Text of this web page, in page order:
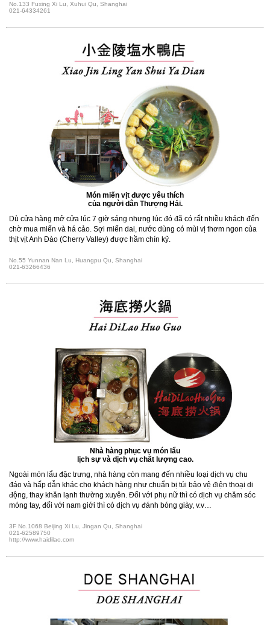
No.133 Fuxing Xi Lu, Xuhui Qu, Shanghai
021-64334261
Món miến vịt được yêu thích
của người dân Thượng Hải.
Dù cửa hàng mở cửa lúc 7 giờ sáng nhưng lúc đó đã có rất nhiều khách đến
chờ mua miến và há cảo. Sợi miến dai, nước dùng có mùi vị thơm ngon của
thịt vịt Anh Đào (Cherry Valley) được hầm chín kỹ.
No.55 Yunnan Nan Lu, Huangpu Qu, Shanghai
021-63266436
Nhà hàng phục vụ món lẩu
lịch sự và dịch vụ chất lượng cao.
Ngoài món lẩu đặc trưng, nhà hàng còn mang đến nhiều loại dịch vụ chu
đáo và hấp dẫn khác cho khách hàng như chuẩn bị túi bảo vệ điện thoại di
động, thay khăn lạnh thường xuyên. Đối với phụ nữ thì có dịch vụ chăm sóc
móng tay, đối với nam giới thì có dịch vụ đánh bóng giày, v.v…
3F No.1068 Beijing Xi Lu, Jingan Qu, Shanghai
021-62589750
http://www.haidilao.com